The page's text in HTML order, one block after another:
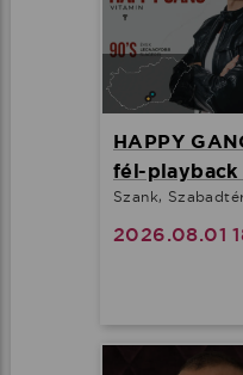
HAPPY
fél-
Szank,
2026.08.01